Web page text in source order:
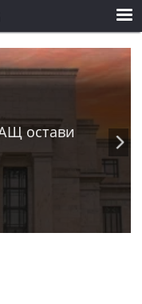
остави